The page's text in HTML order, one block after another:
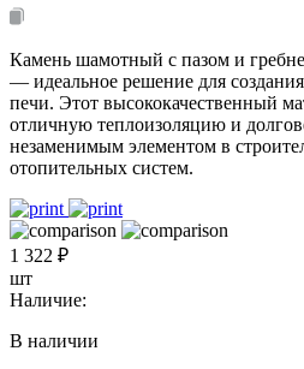
Камень шамотный с пазом и
— идеальное решение для
печи. Этот высококачественный
отличную теплоизоляцию и
незаменимым элементом в
отопительных систем.
1 322 ₽
шт
Наличие:
В наличии